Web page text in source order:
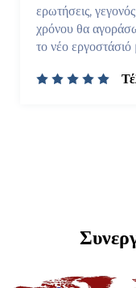
προϊόντων,
μεταπωλητική